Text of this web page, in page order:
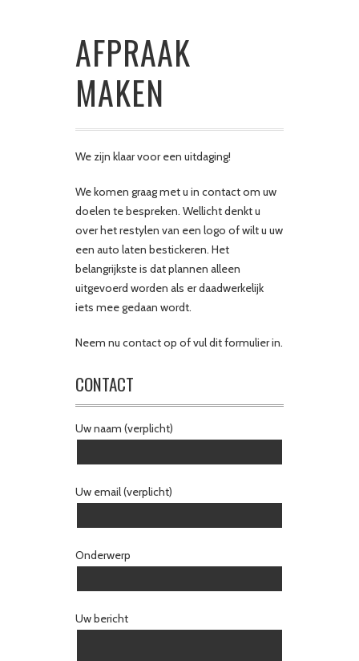
AFPRAAK
MAKEN
We zijn klaar voor een uitdaging!
We komen graag met u in contact om uw
doelen te bespreken. Wellicht denkt u
over het restylen van een logo of wilt u uw
een auto laten bestickeren. Het
belangrijkste is dat plannen alleen
uitgevoerd worden als er daadwerkelijk
iets mee gedaan wordt.
Neem nu contact op of vul dit formulier in.
CONTACT
Uw naam (verplicht)
Uw email (verplicht)
Onderwerp
Uw bericht